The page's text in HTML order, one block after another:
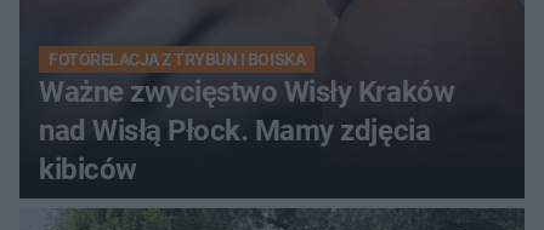
FOTORELACJA Z TRYBUN I BOISKA
Ważne zwycięstwo Wisły Kraków
nad Wisłą Płock. Mamy zdjęcia
kibiców